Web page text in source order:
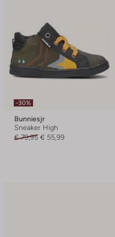
-30%
Bunniesjr
Sneaker High
€ 79,95 € 55,99